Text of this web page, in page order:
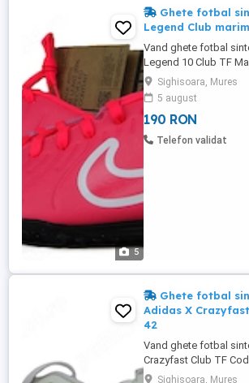
5
Ghete fotbal
Legend Club
Vand ghete fotbal
Legend 10 Club TF
Cod Articol :147 -39 (
Interiorul masoara 24,5
7,5 US 8,5 ) Interiorul
( EUR 43 UK 8,5 US
27,5 cm Ghetele sunt
Sighisoara, Mures
5 august
190 RON
Telefon validat
Ghete fotbal
Adidas X
42
Vand ghete fotbal
Crazyfast Club TF
Disponibile ; -42 ( FR
Sighisoara, Mures